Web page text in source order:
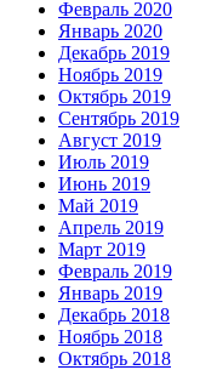
Февраль 2020
Январь 2020
Декабрь 2019
Ноябрь 2019
Октябрь 2019
Сентябрь 2019
Август 2019
Июль 2019
Июнь 2019
Май 2019
Апрель 2019
Март 2019
Февраль 2019
Январь 2019
Декабрь 2018
Ноябрь 2018
Октябрь 2018